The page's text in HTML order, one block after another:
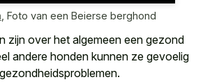
Foto van een Beierse berghond
zijn over het algemeen een gezond
andere honden kunnen ze gevoelig